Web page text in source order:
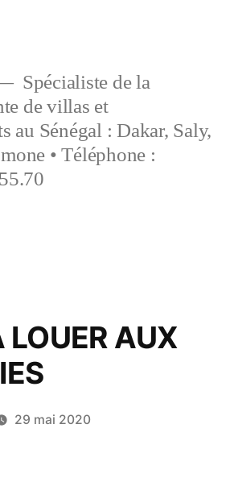
Spécialiste de la
de villas et
au Sénégal : Dakar, Saly,
• Téléphone :
AUX
29 mai 2020